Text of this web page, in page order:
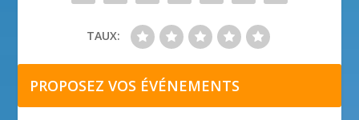
TAUX:
PROPOSEZ VOS ÉVÉNEMENTS